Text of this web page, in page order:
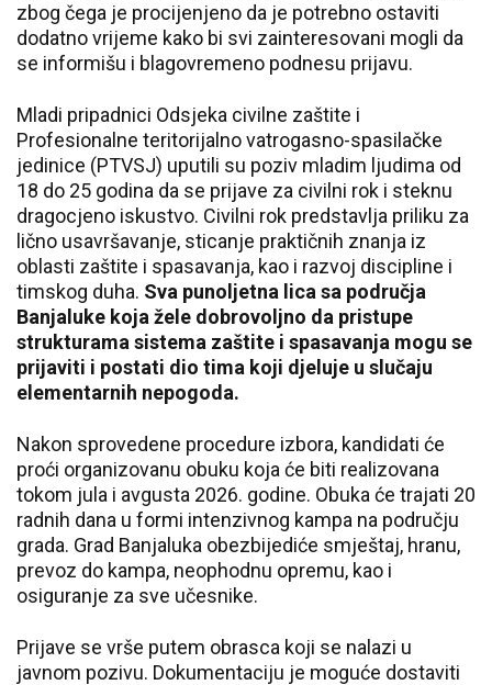
zbog čega je procijenjeno da je potrebno ostaviti
dodatno vrijeme kako bi svi zainteresovani mogli da
se informišu i blagovremeno podnesu prijavu.
Mladi pripadnici Odsjeka civilne zaštite i
Profesionalne teritorijalno vatrogasno-spasilačke
jedinice (PTVSJ) uputili su poziv mladim ljudima od
18 do 25 godina da se prijave za civilni rok i steknu
dragocjeno iskustvo. Civilni rok predstavlja priliku za
lično usavršavanje, sticanje praktičnih znanja iz
oblasti zaštite i spasavanja, kao i razvoj discipline i
timskog duha. Sva punoljetna lica sa područja
Banjaluke koja žele dobrovoljno da pristupe
strukturama sistema zaštite i spasavanja mogu se
prijaviti i postati dio tima koji djeluje u slučaju
elementarnih nepogoda.
Nakon sprovedene procedure izbora, kandidati će
proći organizovanu obuku koja će biti realizovana
tokom jula i avgusta 2026. godine. Obuka će trajati 20
radnih dana u formi intenzivnog kampa na području
grada. Grad Banjaluka obezbijediće smještaj, hranu,
prevoz do kampa, neophodnu opremu, kao i
osiguranje za sve učesnike.
Prijave se vrše putem obrasca koji se nalazi u
javnom pozivu. Dokumentaciju je moguće dostaviti